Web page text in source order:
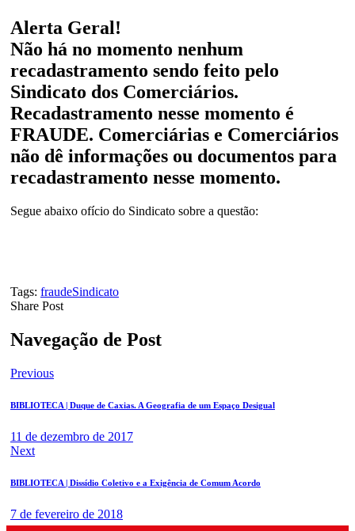
Alerta Geral!
Não há no momento nenhum
recadastramento sendo feito pelo
Sindicato dos Comerciários.
Recadastramento nesse momento é
FRAUDE. Comerciárias e Comerciários
não dê informações ou documentos para
recadastramento nesse momento.
Segue abaixo ofício do Sindicato sobre a questão:
Tags: fraudeSindicato
Share Post
Navegação de Post
Previous
BIBLIOTECA | Duque de Caxias. A Geografia de um Espaço Desigual
11 de dezembro de 2017
Next
BIBLIOTECA | Dissídio Coletivo e a Exigência de Comum Acordo
7 de fevereiro de 2018